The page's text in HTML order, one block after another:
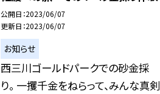
公開日 2023/06/07
更新日 2023/06/07
お知らせ
西三川ゴールドパークでの砂金採
り。 一攫千金をねらって、みんな真剣